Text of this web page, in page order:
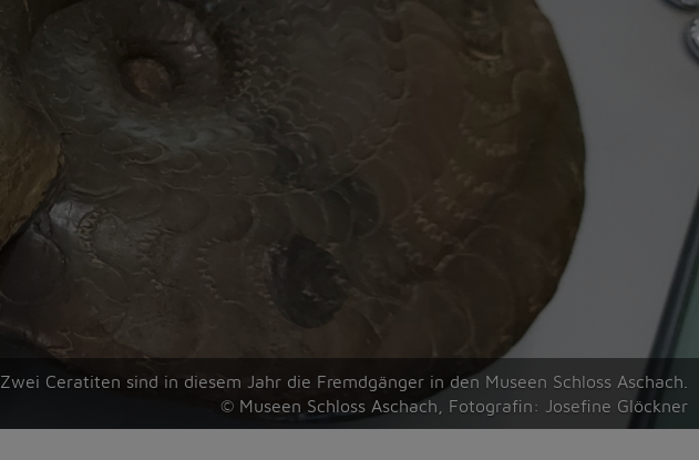
Zwei Ceratiten sind in diesem Jahr die Fremdgänger in den Museen Schloss Aschach.
© Museen Schloss Aschach, Fotografin: Josefine Glöckner